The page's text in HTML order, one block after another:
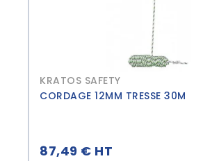
KRATOS SAFETY
CORDAGE 12MM TRESSE 30M
87,49 € HT